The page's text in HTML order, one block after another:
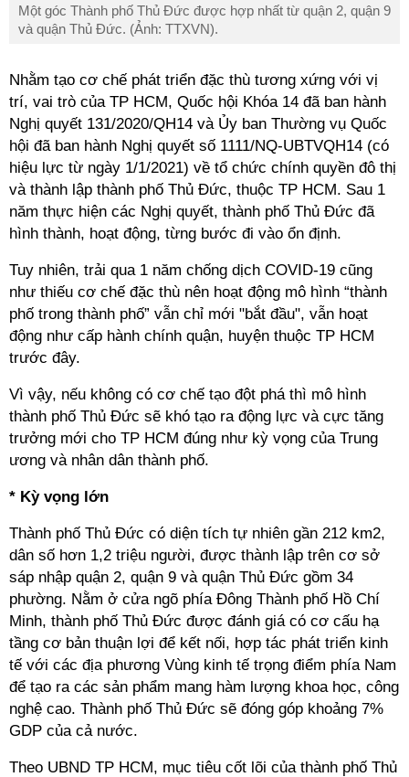
Một góc Thành phố Thủ Đức được hợp nhất từ quận 2, quận 9
và quận Thủ Đức. (Ảnh: TTXVN).
Nhằm tạo cơ chế phát triển đặc thù tương xứng với vị
trí, vai trò của TP HCM, Quốc hội Khóa 14 đã ban hành
Nghị quyết 131/2020/QH14 và Ủy ban Thường vụ Quốc
hội đã ban hành Nghị quyết số 1111/NQ-UBTVQH14 (có
hiệu lực từ ngày 1/1/2021) về tổ chức chính quyền đô thị
và thành lập thành phố Thủ Đức, thuộc TP HCM. Sau 1
năm thực hiện các Nghị quyết, thành phố Thủ Đức đã
hình thành, hoạt động, từng bước đi vào ổn định.
Tuy nhiên, trải qua 1 năm chống dịch COVID-19 cũng
như thiếu cơ chế đặc thù nên hoạt động mô hình “thành
phố trong thành phố” vẫn chỉ mới "bắt đầu", vẫn hoạt
động như cấp hành chính quận, huyện thuộc TP HCM
trước đây.
Vì vậy, nếu không có cơ chế tạo đột phá thì mô hình
thành phố Thủ Đức sẽ khó tạo ra động lực và cực tăng
trưởng mới cho TP HCM đúng như kỳ vọng của Trung
ương và nhân dân thành phố.
* Kỳ vọng lớn
Thành phố Thủ Đức có diện tích tự nhiên gần 212 km2,
dân số hơn 1,2 triệu người, được thành lập trên cơ sở
sáp nhập quận 2, quận 9 và quận Thủ Đức gồm 34
phường. Nằm ở cửa ngõ phía Đông Thành phố Hồ Chí
Minh, thành phố Thủ Đức được đánh giá có cơ cấu hạ
tầng cơ bản thuận lợi để kết nối, hợp tác phát triển kinh
tế với các địa phương Vùng kinh tế trọng điểm phía Nam
để tạo ra các sản phẩm mang hàm lượng khoa học, công
nghệ cao. Thành phố Thủ Đức sẽ đóng góp khoảng 7%
GDP của cả nước.
Theo UBND TP HCM, mục tiêu cốt lõi của thành phố Thủ